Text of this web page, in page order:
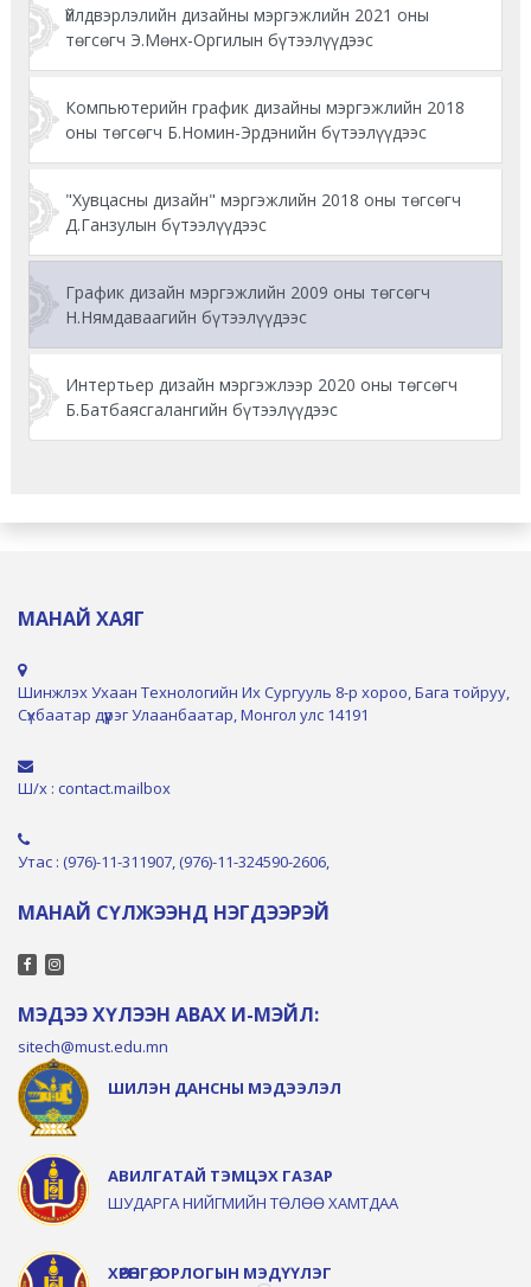
Үйлдвэрлэлийн дизайны мэргэжлийн 2021 оны
төгсөгч Э.Мөнх-Оргилын бүтээлүүдээс
Компьютерийн график дизайны мэргэжлийн 2018
оны төгсөгч Б.Номин-Эрдэнийн бүтээлүүдээс
"Хувцасны дизайн" мэргэжлийн 2018 оны төгсөгч
Д.Ганзулын бүтээлүүдээс
График дизайн мэргэжлийн 2009 оны төгсөгч
Н.Нямдаваагийн бүтээлүүдээс
Интертьер дизайн мэргэжлээр 2020 оны төгсөгч
Б.Батбаясгалангийн бүтээлүүдээс
МАНАЙ ХАЯГ
Шинжлэх Ухаан Технологийн Их Сургууль 8-р хороо, Бага тойруу,
Сүхбаатар дүүрэг Улаанбаатар, Монгол улс 14191
Ш/х : contact.mailbox
Утас : (976)-11-311907, (976)-11-324590-2606,
МАНАЙ СҮЛЖЭЭНД НЭГДЭЭРЭЙ
МЭДЭЭ ХҮЛЭЭН АВАХ И-МЭЙЛ:
sitech@must.edu.mn
ШИЛЭН ДАНСНЫ МЭДЭЭЛЭЛ
АВИЛГАТАЙ ТЭМЦЭХ ГАЗАР
ШУДАРГА НИЙГМИЙН ТӨЛӨӨ ХАМТДАА
ХӨРӨНГӨ, ОРЛОГЫН МЭДҮҮЛЭГ